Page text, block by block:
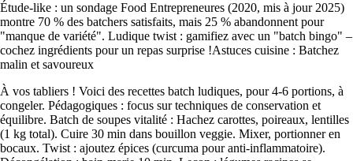
Étude-like : un sondage Food Entrepreneures (2020, mis à jour 2025)
montre 70 % des batchers satisfaits, mais 25 % abandonnent pour
"manque de variété". Ludique twist : gamifiez avec un "batch bingo" –
cochez ingrédients pour un repas surprise !Astuces cuisine : Batchez
malin et savoureux
À vos tabliers ! Voici des recettes batch ludiques, pour 4-6 portions, à
congeler. Pédagogiques : focus sur techniques de conservation et
équilibre. Batch de soupes vitalité : Hachez carottes, poireaux, lentilles
(1 kg total). Cuire 30 min dans bouillon veggie. Mixer, portionner en
bocaux. Twist : ajoutez épices (curcuma pour anti-inflammatoire).